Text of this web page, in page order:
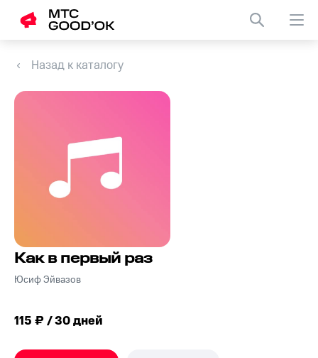
Назад к каталогу
Как в первый раз
Юсиф Эйвазов
115 ₽ / 30 дней